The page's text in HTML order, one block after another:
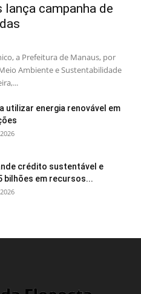
campanha de
a Prefeitura de Manaus, por
Ambiente e Sustentabilidade
utilizar energia renovável em
crédito sustentável e
bilhões em recursos...